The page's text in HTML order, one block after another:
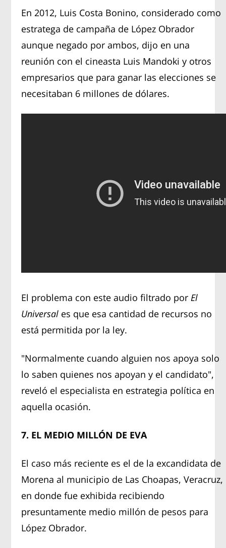
En 2012, Luis Costa Bonino, considerado como
estratega de campaña de López Obrador
aunque negado por ambos, dijo en una
reunión con el cineasta Luis Mandoki y otros
empresarios que para ganar las elecciones se
necesitaban 6 millones de dólares.
El problema con este audio filtrado por El
Universal es que esa cantidad de recursos no
está permitida por la ley.
"Normalmente cuando alguien nos apoya solo
lo saben quienes nos apoyan y el candidato",
reveló el especialista en estrategia política en
aquella ocasión.
7. EL MEDIO MILLÓN DE EVA
El caso más reciente es el de la excandidata de
Morena al municipio de Las Choapas, Veracruz,
en donde fue exhibida recibiendo
presuntamente medio millón de pesos para
López Obrador.